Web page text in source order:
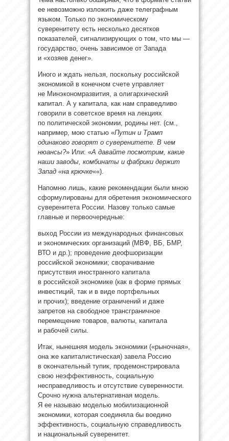
ее невозможно изложить даже телеграфным
языком. Только по экономическому
суверенитету есть несколько десятков
показателей, сигнализирующих о том, что мы —
государство, очень зависимое от Запада
и «хозяев денег».
Иного и ждать нельзя, поскольку российской
экономикой в конечном счете управляет
не Минэкономразвития, а олигархический
капитал. А у капитала, как нам справедливо
говорили в советское время на лекциях
по политической экономии, родины нет. (см.,
например, мою статью «Путин и Трамп
одинаково говорят о суверенитете. В чем
нюансы?» Или: «А давайте посмотрим, какие
наши заводы, комбинаты и фабрики держит
Запад «на крючке««).
Напомню лишь, какие рекомендации были мною
сформулированы для обретения экономического
суверенитета России. Назову только самые
главные и первоочередные:
выход России из международных финансовых
и экономических организаций (МВФ, ВБ, БМР,
ВТО и др.); проведение деофшоризации
российской экономики; сворачивание
присутствия иностранного капитала
в российской экономике (как в форме прямых
инвестиций, так и в виде портфельных
и прочих); введение ограничений и даже
запретов на свободное трансграничное
перемещение товаров, валюты, капитала
и рабочей силы.
Итак, нынешняя модель экономики («рыночная»,
она же капиталистическая) завела Россию
в окончательный тупик, продемонстрировала
свою неэффективность, социальную
несправедливость и отсутствие суверенности.
Срочно нужна альтернативная модель.
Я ее называю моделью мобилизационной
экономики, которая соединяла бы воедино
эффективность, социальную справедливость
и национальный суверенитет.